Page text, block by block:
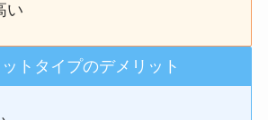
い
トタイプのデメリット